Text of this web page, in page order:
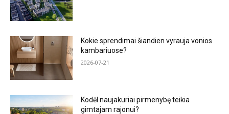
Kokie sprendimai šiandien vyrauja vonios
kambariuose?
2026-07-21
Kodėl naujakuriai pirmenybę teikia
gimtajam rajonui?